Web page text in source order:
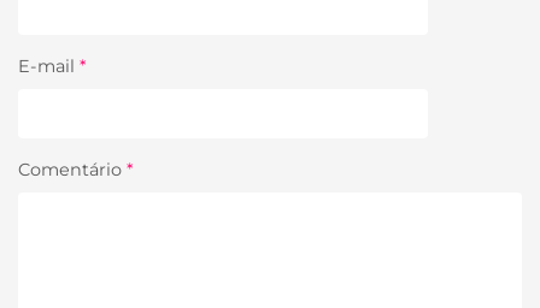
E-mail *
Comentário *